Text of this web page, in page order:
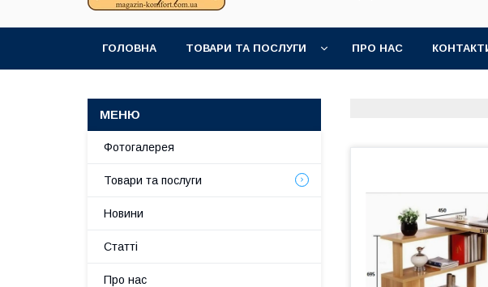
ГОЛОВНА ТОВАРИ ТА ПОСЛУГИ ПРО НАС
Фотогалерея
Товари та послуги
Новини
Статті
Про нас